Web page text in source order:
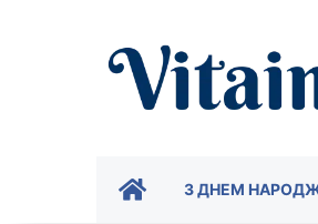
ГОЛОВНА
З ДНЕМ